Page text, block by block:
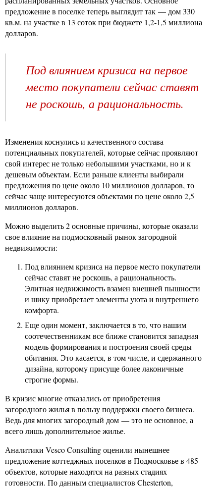
предложение в поселке теперь выглядит так — дом 330
кв.м. на участке в 13 соток при бюджете 1,2-1,5 миллиона
долларов.
Под влиянием кризиса на первое
место покупатели сейчас ставят
не роскошь, а рациональность.
Изменения коснулись и качественного состава
потенциальных покупателей, которые сейчас проявляют
свой интерес не только небольшими участками, но и к
дешевым объектам. Если раньше клиенты выбирали
предложения по цене около 10 миллионов долларов, то
сейчас чаще интересуются объектами по цене около 2,5
миллионов долларов.
Можно выделить 2 основные причины, которые оказали
свое влияние на подмосковный рынок загородной
недвижимости:
Под влиянием кризиса на первое место покупатели
сейчас ставят не роскошь, а рациональность.
Элитная недвижимость взамен внешней пышности
и шику приобретает элементы уюта и внутреннего
комфорта.
Еще один момент, заключается в то, что нашим
соотечественникам все ближе становится западная
модель формирования и построения своей среды
обитания. Это касается, в том числе, и сдержанного
дизайна, которому присуще более лаконичные
строгие формы.
В кризис многие отказались от приобретения
загородного жилья в пользу поддержки своего бизнеса.
Ведь для многих загородный дом — это не основное, а
всего лишь дополнительное жилье.
Аналитики Vesco Consulting оценили нынешнее
предложение коттеджных поселков в Подмосковье в 485
объектов, которые находятся на разных стадиях
готовности. По данным специалистов Chesterton,